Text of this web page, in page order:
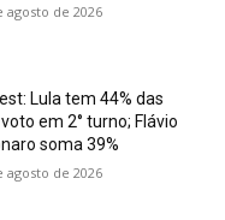
agosto de 2026
Lula tem 44% das
em 2° turno; Flávio
soma 39%
agosto de 2026